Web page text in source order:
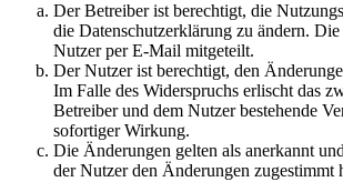
Der Betreiber ist berechtigt, die
die Datenschutzerklärung zu ändern.
Nutzer per E-Mail mitgeteilt.
Der Nutzer ist berechtigt, den
Im Falle des Widerspruchs erlischt das
Betreiber und dem Nutzer bestehende
sofortiger Wirkung.
Die Änderungen gelten als anerkannt
der Nutzer den Änderungen zugestimmt